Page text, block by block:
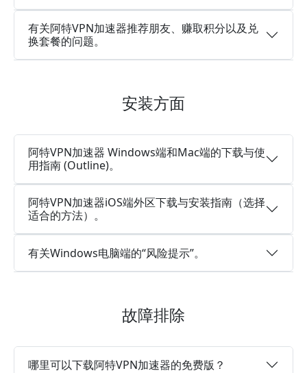
有关阿特VPN加速器推荐朋友、赚取积分以及兑
换套餐的问题。
安装方面
阿特VPN加速器 Windows端和Mac端的下载与使
用指南 (Outline)。
阿特VPN加速器iOS端外区下载与安装指南（选择
适合的方法）。
有关Windows电脑端的“风险提示”。
故障排除
哪里可以下载阿特VPN加速器的免费版？